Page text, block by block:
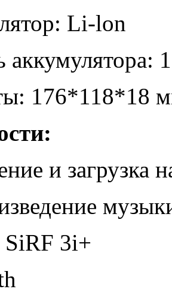
Li-lon
аккумулятора:
176*118*18
и загрузка
3i+